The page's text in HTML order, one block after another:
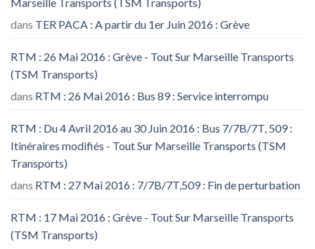
dans TER PACA : A partir du 1er Juin 2016 : Grève
RTM : 26 Mai 2016 : Grève - Tout Sur Marseille Transports
(TSM Transports)
dans RTM : 26 Mai 2016 : Bus 89 : Service interrompu
RTM : Du 4 Avril 2016 au 30 Juin 2016 : Bus 7/7B/7T, 509 :
Itinéraires modifiés - Tout Sur Marseille Transports (TSM
Transports)
dans RTM : 27 Mai 2016 : 7/7B/7T,509 : Fin de perturbation
RTM : 17 Mai 2016 : Grève - Tout Sur Marseille Transports
(TSM Transports)